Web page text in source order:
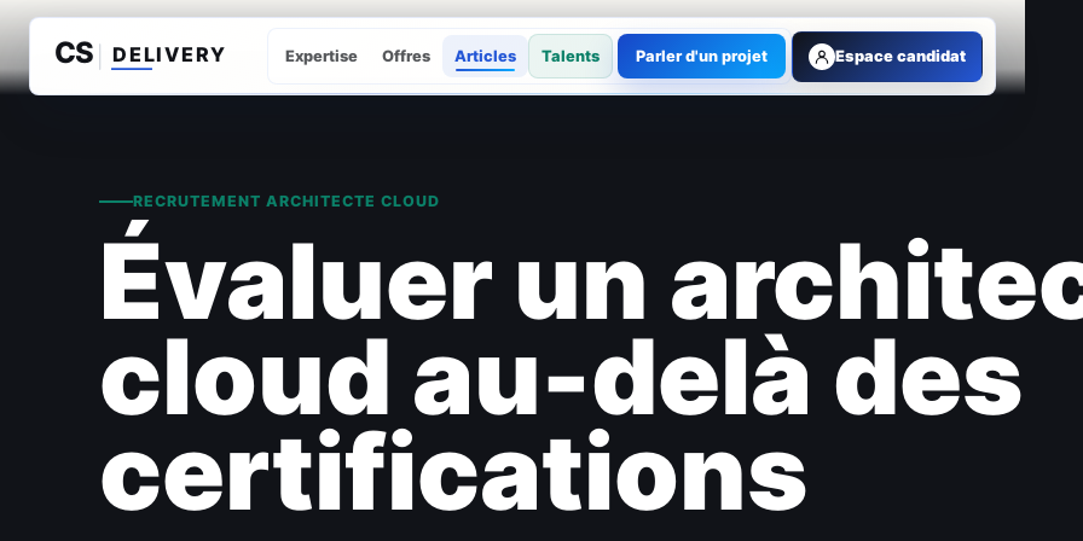
Expertise Offres Articles Talents Parler d'un projet Espace candidat
RECRUTEMENT ARCHITECTE CLOUD
Évaluer un
cloud au-delà des
certifications